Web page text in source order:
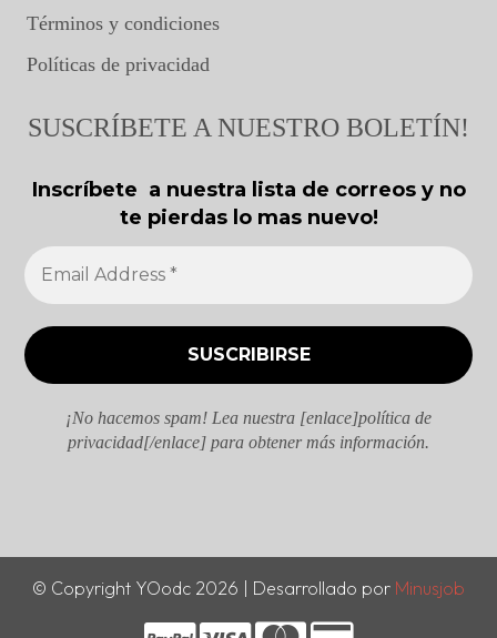
Términos y condiciones
Políticas de privacidad
SUSCRÍBETE A NUESTRO BOLETÍN!
Inscríbete a nuestra lista de correos y no
te pierdas lo mas nuevo!
¡No hacemos spam! Lea nuestra [enlace]política de
privacidad[/enlace] para obtener más información.
© Copyright YOodc 2026 | Desarrollado por Minusjob